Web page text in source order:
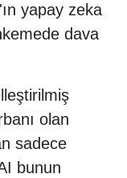
yapay zeka
dava
olan
sadece
bunun